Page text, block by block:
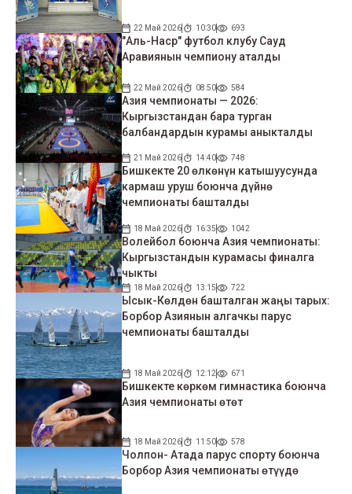
22 Май 2026 10:30 693
"Аль-Наср" футбол клубу Сауд
Аравиянын чемпиону аталды
22 Май 2026 08:50 584
Азия чемпионаты — 2026:
Кыргызстандан бара турган
балбандардын курамы аныкталды
21 Май 2026 14:40 748
Бишкекте 20 өлкөнүн катышуусунда
кармаш уруш боюнча дүйнө
чемпионаты башталды
18 Май 2026 16:35 1042
Волейбол боюнча Азия чемпионаты:
Кыргызстандын курамасы финалга
чыкты
18 Май 2026 13:15 722
Ысык-Көлдөн башталган жаңы тарых:
Борбор Азиянын алгачкы парус
чемпионаты башталды
18 Май 2026 12:12 671
Бишкекте көркөм гимнастика боюнча
Азия чемпионаты өтөт
18 Май 2026 11:50 578
Чолпон- Атада парус спорту боюнча
Борбор Азия чемпионаты өтүүдө